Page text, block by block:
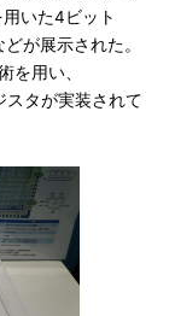
いた4ビット
が展示された。
を用い、
タが実装されて